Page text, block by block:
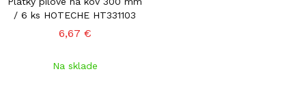
/ 6 ks HOTECHE HT331103
6,67 €
Na sklade